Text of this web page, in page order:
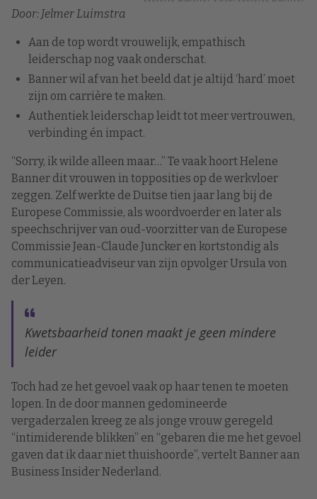
Door: Jelmer Luimstra
Aan de top wordt vrouwelijk, empathisch
leiderschap nog vaak onderschat.
Banner wil af van het beeld dat je altijd ‘hard’ moet
zijn om carrière te maken.
Authentiek leiderschap leidt tot meer vertrouwen,
verbinding én impact.
“Sorry, ik wilde alleen maar…” Te vaak hoort Helene
Banner dit vrouwen in topposities op de werkvloer
zeggen. Zelf werkte de Duitse tien jaar lang bij de
Europese Commissie, als woordvoerder en later als
speechschrijver van oud-voorzitter van de Europese
Commissie Jean-Claude Juncker en kortstondig als
communicatieadviseur van zijn opvolger Ursula von
der Leyen.
Kwetsbaarheid tonen maakt je geen mindere
leider
Toch had ze het gevoel vaak op haar tenen te moeten
lopen. In de door mannen gedomineerde
vergaderzalen kreeg ze als jonge vrouw geregeld
“intimiderende blikken” en “gebaren die me het gevoel
gaven dat ik daar niet thuishoorde”, vertelt Banner aan
Business Insider Nederland.